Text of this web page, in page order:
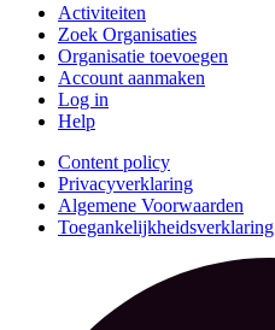
Activiteiten
Zoek Organisaties
Organisatie toevoegen
Account aanmaken
Log in
Help
Content policy
Privacyverklaring
Algemene Voorwaarden
Toegankelijkheidsverklaring